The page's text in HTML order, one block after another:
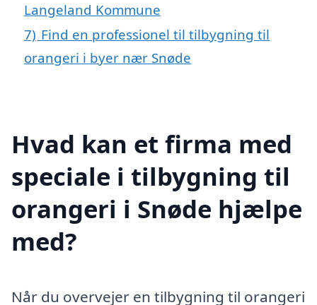
Langeland Kommune
7) Find en professionel til tilbygning til
orangeri i byer nær Snøde
Hvad kan et firma med
speciale i tilbygning til
orangeri i Snøde hjælpe
med?
Når du overvejer en tilbygning til orangeri